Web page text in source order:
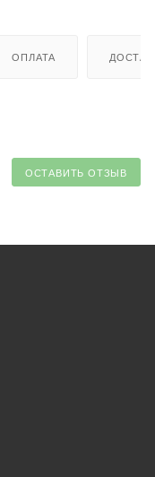
ОПЛАТА
ОСТАВИТЬ ОТЗЫВ